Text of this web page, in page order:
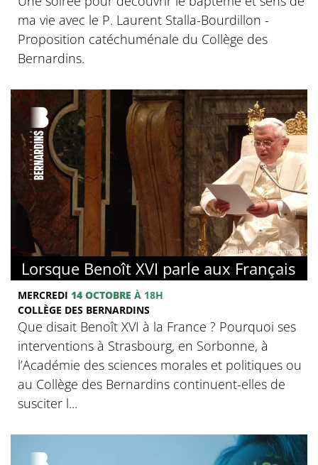
ma vie avec le P. Laurent Stalla-Bourdillon -
Proposition catéchuménale du Collège des
Bernardins.
© Collège des Bernardins
Lorsque Benoît XVI parle aux Français
MERCREDI 14 OCTOBRE À 18H
COLLÈGE DES BERNARDINS
Que disait Benoît XVI à la France ? Pourquoi ses
interventions à Strasbourg, en Sorbonne, à
l’Académie des sciences morales et politiques ou
au Collège des Bernardins continuent-elles de
susciter l...